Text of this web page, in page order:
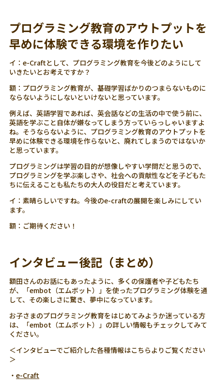
プログラミング教育のアウトプットを
早めに体験できる環境を作りたい
イ：e-Craftとして、プログラミング教育を今後どのようにして
いきたいとお考えですか？
額：プログラミング教育が、基礎学習ばかりのつまらないものに
ならないようにしないといけないと思っています。
例えば、英語学習であれば、英会話などの生活の中で使う前に、
英語を学ぶこと自体が嫌なってしまう方っていらっしゃいますよ
ね。そうならないように、プログラミング教育のアウトプットを
早めに体験できる環境を作らないと、廃れてしまうのではないか
と思っています。
プログラミングは学習の目的が想像しやすい学問だと思うので、
プログラミングを学ぶ楽しさや、社会への貢献性などを子どもた
ちに伝えることも私たちの大人の役目だと考えています。
イ：素晴らしいですね。今後のe-craftの展開を楽しみにしてい
ます。
額：ご期待ください！
インタビュー後記（まとめ）
額田さんのお話にもあったように、多くの保護者や子どもたち
が、「embot（エムボット）」を使ったプログラミング体験を通
して、その楽しさに驚き、夢中になっています。
お子さまのプログラミング教育をはじめてみようか迷っている方
は、「embot（エムボット）」の詳しい情報もチェックしてみて
ください。
＜インタビューでご紹介した各種情報はこちらよりご覧ください
＞
・e-Craft